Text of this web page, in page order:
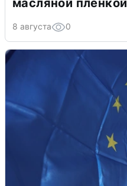
масляной пленкой
8 августа 0